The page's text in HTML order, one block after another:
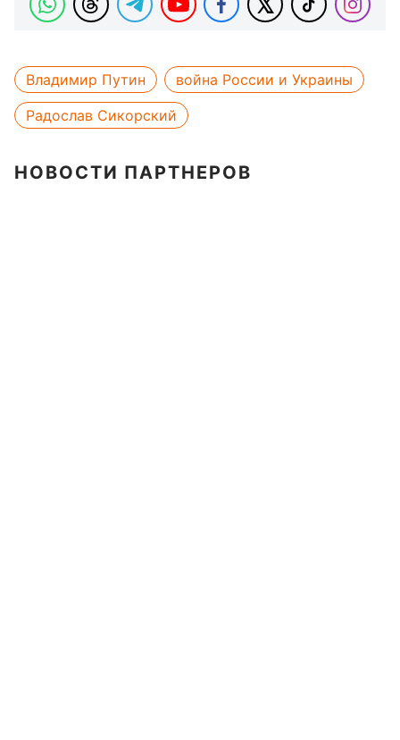
Владимир Путин
война России и Украины
Радослав Сикорский
НОВОСТИ ПАРТНЕРОВ